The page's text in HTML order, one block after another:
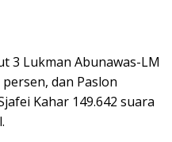
3 Lukman Abunawas-LM
dan Paslon
Kahar 149.642 suara